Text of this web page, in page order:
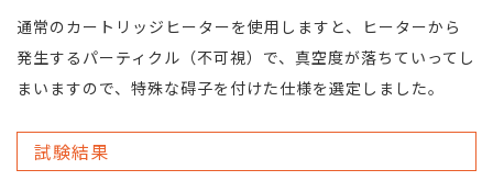
通常のカートリッジヒーターを使用しますと、ヒーターから
発生するパーティクル（不可視）で、真空度が落ちていってし
まいますので、特殊な碍子を付けた仕様を選定しました。
試験結果